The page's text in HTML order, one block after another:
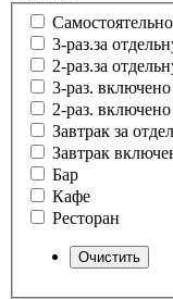
3-раз.за
2-раз.за
3-раз.
2-раз.
Завтрак за
Завтрак
Бар
Кафе
Ресторан